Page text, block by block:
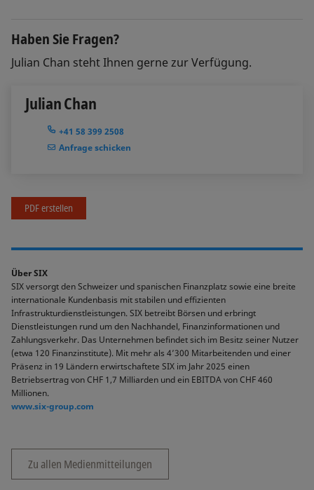
Haben Sie Fragen?
Julian Chan steht Ihnen gerne zur Verfügung.
Julian Chan
+41 58 399 2508
Anfrage schicken
PDF erstellen
Über SIX
SIX versorgt den Schweizer und spanischen Finanzplatz sowie eine breite
internationale Kundenbasis mit stabilen und effizienten
Infrastrukturdienstleistungen. SIX betreibt Börsen und erbringt
Dienstleistungen rund um den Nachhandel, Finanzinformationen und
Zahlungsverkehr. Das Unternehmen befindet sich im Besitz seiner Nutzer
(etwa 120 Finanzinstitute). Mit mehr als 4’300 Mitarbeitenden und einer
Präsenz in 19 Ländern erwirtschaftete SIX im Jahr 2025 einen
Betriebsertrag von CHF 1,7 Milliarden und ein EBITDA von CHF 460
Millionen.
www.six-group.com
Zu allen Medienmitteilungen